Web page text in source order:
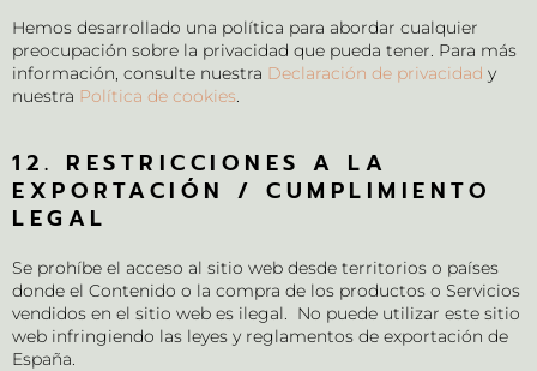
Hemos desarrollado una política para abordar cualquier
preocupación sobre la privacidad que pueda tener. Para más
información, consulte nuestra Declaración de privacidad y
nuestra Política de cookies.
12. RESTRICCIONES A LA
EXPORTACIÓN / CUMPLIMIENTO
LEGAL
Se prohíbe el acceso al sitio web desde territorios o países
donde el Contenido o la compra de los productos o Servicios
vendidos en el sitio web es ilegal. No puede utilizar este sitio
web infringiendo las leyes y reglamentos de exportación de
España.